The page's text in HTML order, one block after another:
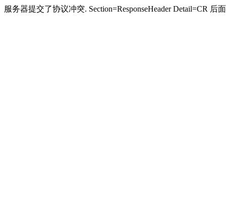
服务器提交了协议冲突. Section=ResponseHeader Detail=CR 后